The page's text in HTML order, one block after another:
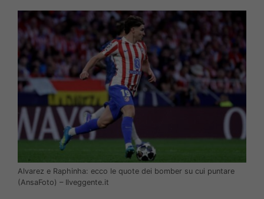
Alvarez e Raphinha: ecco le quote dei bomber su cui puntare
(AnsaFoto) – Ilveggente.it